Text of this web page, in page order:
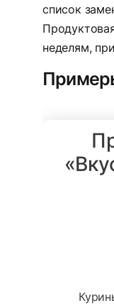
список
неделям,